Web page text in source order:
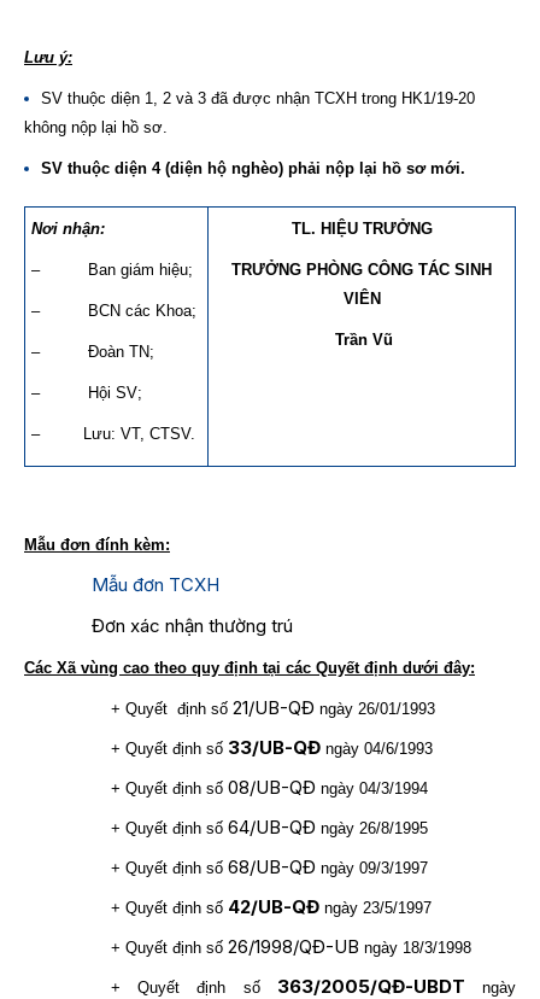
Lưu ý:
SV thuộc diện 1, 2 và 3 đã được nhận TCXH trong HK1/19-20
không nộp lại hồ sơ.
SV thuộc diện 4 (diện hộ nghèo) phải nộp lại hồ sơ mới.
Nơi nhận:
– Ban giám hiệu;
– BCN các Khoa;
– Đoàn TN;
– Hội SV;
– Lưu: VT, CTSV.
TL. HIỆU TRƯỞNG
TRƯỞNG PHÒNG CÔNG TÁC SINH
VIÊN
Trần Vũ
Mẫu đơn đính kèm:
Mẫu đơn TCXH
Đơn xác nhận thường trú
Các Xã vùng cao theo quy định tại các Quyết định dưới đây:
+ Quyết định số 21/UB-QĐ ngày 26/01/1993
+ Quyết định số 33/UB-QĐ ngày 04/6/1993
+ Quyết định số 08/UB-QĐ ngày 04/3/1994
+ Quyết định số 64/UB-QĐ ngày 26/8/1995
+ Quyết định số 68/UB-QĐ ngày 09/3/1997
+ Quyết định số 42/UB-QĐ ngày 23/5/1997
+ Quyết định số 26/1998/QĐ-UB ngày 18/3/1998
+ Quyết định số 363/2005/QĐ-UBDT ngày